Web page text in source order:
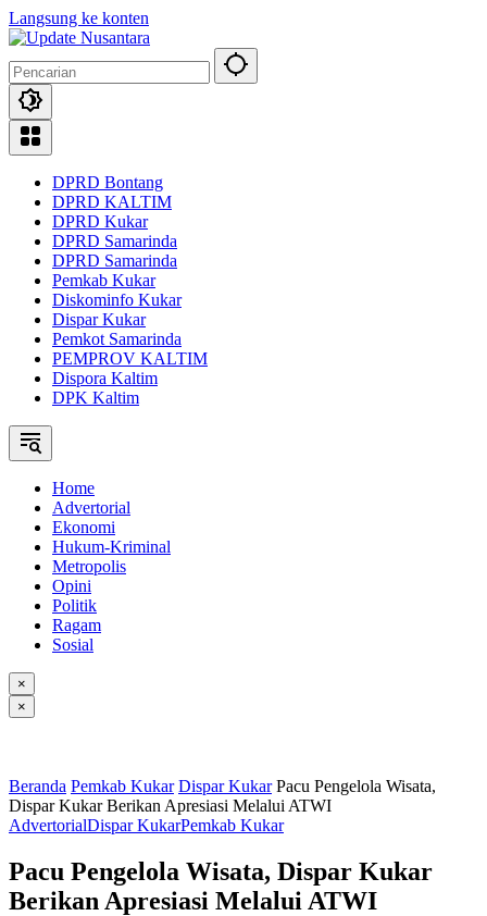
Langsung ke konten
DPRD Bontang
DPRD KALTIM
DPRD Kukar
DPRD Samarinda
DPRD Samarinda
Pemkab Kukar
Diskominfo Kukar
Dispar Kukar
Pemkot Samarinda
PEMPROV KALTIM
Dispora Kaltim
DPK Kaltim
Home
Advertorial
Ekonomi
Hukum-Kriminal
Metropolis
Opini
Politik
Ragam
Sosial
×
×
Beranda Pemkab Kukar Dispar Kukar Pacu Pengelola Wisata,
Dispar Kukar Berikan Apresiasi Melalui ATWI
AdvertorialDispar KukarPemkab Kukar
Pacu Pengelola Wisata, Dispar Kukar
Berikan Apresiasi Melalui ATWI